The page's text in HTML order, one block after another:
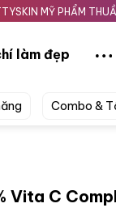
MỸ PHẨM THUẦN
làm đẹp
Combo &
C